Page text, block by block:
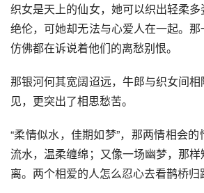
织女是天上的仙女，她可以织出轻柔
绝伦，可她却无法与心爱人在一起。那
仿佛都在诉说着他们的离愁别恨。
那银河何其宽阔迢远，牛郎与织女间
见，更突出了相思愁苦。
“柔情似水，佳期如梦”，那两情相会
流水，温柔缠绵；又像一场幽梦，那
离。两个相爱的人怎么忍心去看鹊桥归